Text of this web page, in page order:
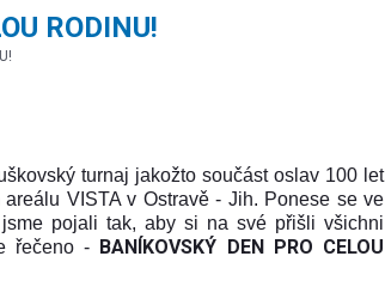
RODINU!
turnaj jakožto součást oslav 100 let
VISTA v Ostravě - Jih. Ponese se ve
pojali tak, aby si na své přišli všichni
řečeno - BANÍKOVSKÝ DEN PRO CELOU